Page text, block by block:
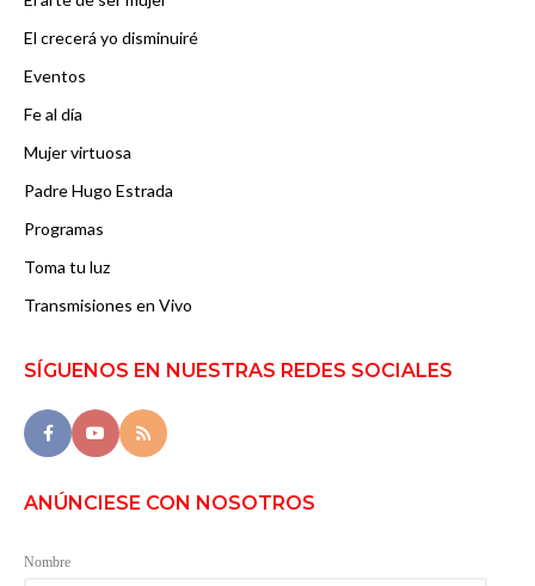
El crecerá yo disminuiré
Eventos
Fe al día
Mujer virtuosa
Padre Hugo Estrada
Programas
Toma tu luz
Transmisiones en Vivo
SÍGUENOS EN NUESTRAS REDES SOCIALES
ANÚNCIESE CON NOSOTROS
Nombre